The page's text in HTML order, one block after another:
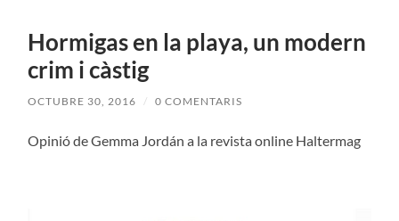
Hormigas en la playa, un modern
crim i càstig
OCTUBRE 30, 2016 / 0 COMENTARIS
Opinió de Gemma Jordán a la revista online Haltermag